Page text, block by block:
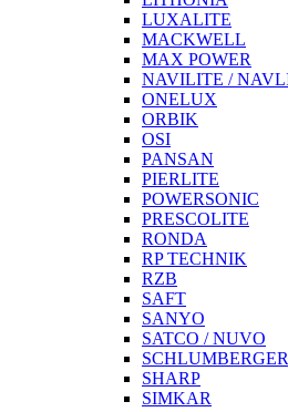
LUXALITE
MACKWELL
MAX POWER
NAVILITE /
ONELUX
ORBIK
OSI
PANSAN
PIERLITE
POWERSONIC
PRESCOLITE
RONDA
RP TECHNIK
RZB
SAFT
SANYO
SATCO / NUVO
SCHLUMBERGER
SHARP
SIMKAR